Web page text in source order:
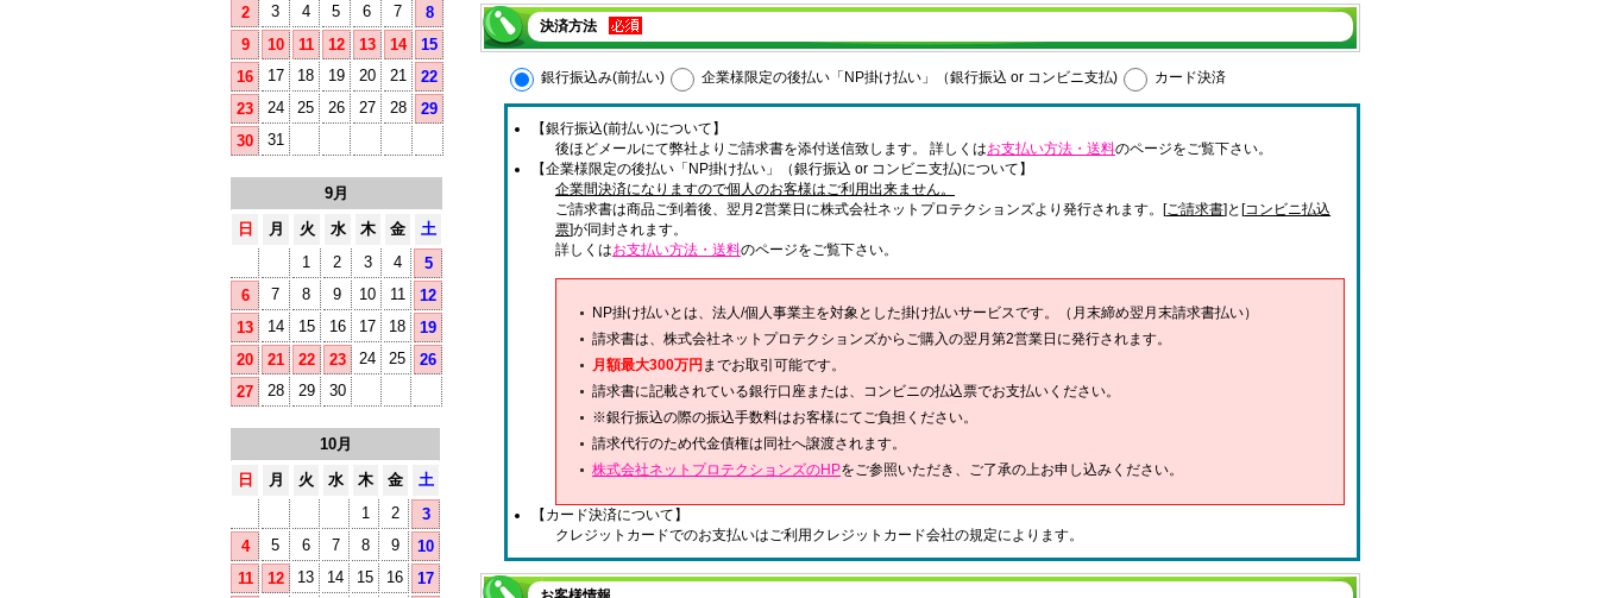
2
3 4 5 6 7
8
9
10 11 12 13 14
15
16
17 18 19 20 21
22
23
24 25 26 27 28
29
30
31
9月
日
月 火 水 木 金
土
1
2 3 4
5
6
7 8 9 10 11
12
13
14 15 16 17 18
19
20
21 22 23 24 25
26
27
28 29 30
10月
日
月 火 水 木 金
土
1
2
3
4
5 6 7 8 9
10
11
12 13 14 15 16
17
決済方法
銀行振込み(前払い) 企業様限定の後払い「NP掛け払い」（銀行振込 or コンビニ支払) カード決済
【銀行振込(前払い)について】
後ほどメールにて弊社よりご請求書を添付送信致します。 詳しくはお支払い方法・送料のページをご覧下さい。
【企業様限定の後払い「NP掛け払い」（銀行振込 or コンビニ支払)について】
企業間決済になりますので個人のお客様はご利用出来ません。
ご請求書は商品ご到着後、翌月2営業日に株式会社ネットプロテクションズより発行されます。[ご請求書]と[コンビニ払込
票]が同封されます。
詳しくはお支払い方法・送料のページをご覧下さい。
NP掛け払いとは、法人/個人事業主を対象とした掛け払いサービスです。（月末締め翌月末請求書払い）
請求書は、株式会社ネットプロテクションズからご購入の翌月第2営業日に発行されます。
月額最大300万円 までお取引可能です。
請求書に記載されている銀行口座または、コンビニの払込票でお支払いください。
※銀行振込の際の振込手数料はお客様にてご負担ください。
請求代行のため代金債権は同社へ譲渡されます。
株式会社ネットプロテクションズのHPをご参照いただき、ご了承の上お申し込みください。
【カード決済について】
クレジットカードでのお支払いはご利用クレジットカード会社の規定によります。